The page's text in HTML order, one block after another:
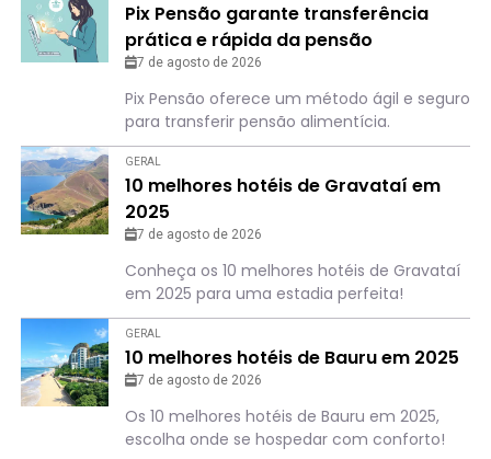
Pix Pensão garante transferência
prática e rápida da pensão
alimentícia; saiba como
7 de agosto de 2026
Pix Pensão oferece um método ágil e seguro
para transferir pensão alimentícia.
GERAL
10 melhores hotéis de Gravataí em
2025
7 de agosto de 2026
Conheça os 10 melhores hotéis de Gravataí
em 2025 para uma estadia perfeita!
GERAL
10 melhores hotéis de Bauru em 2025
7 de agosto de 2026
Os 10 melhores hotéis de Bauru em 2025,
escolha onde se hospedar com conforto!